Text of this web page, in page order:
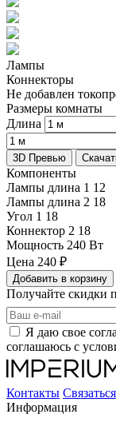
Лампы
Коннекторы
Не добавлен
Размеры комнаты
Длина
3D Превью
Компоненты
Лампы длина 1 12
Лампы длина 2 18
Угол 1 18
Коннектор 2 18
Мощность 240 Вт
Цена 240 ₽
Добавить в корзину
Получайте скидки
Я даю свое
соглашаюсь с
Контакты
Информация